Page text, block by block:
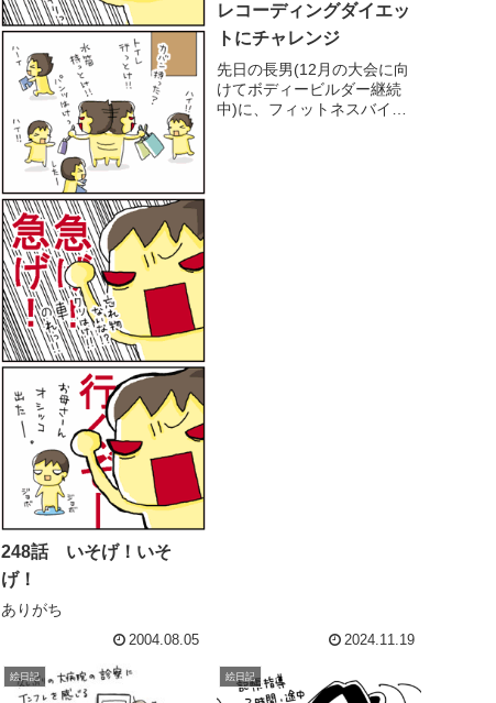
248話 いそげ！いそ
げ！
ありがち
2004.08.05
レコーディングダイエッ
トにチャレンジ
先日の長男(12月の大会に向
けてボディービルダー継続
中)に、フィットネスバイク
2024.11.19
絵日記 絵日記